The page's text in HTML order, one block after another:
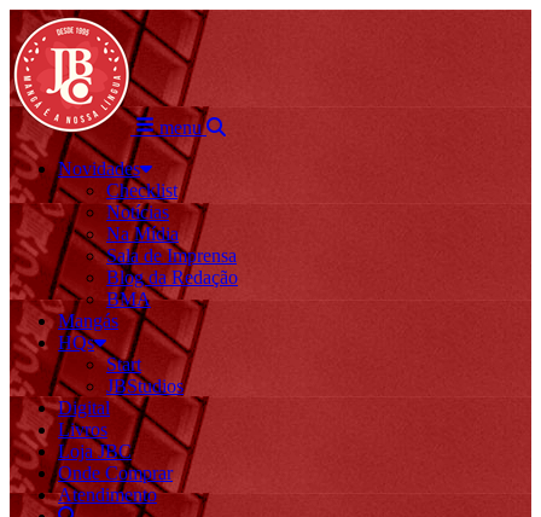
menu
Novidades
Checklist
Notícias
Na Mídia
Sala de Imprensa
Blog da Redação
BMA
Mangás
HQs
Start
JBStudios
Digital
Livros
Loja JBC
Onde Comprar
Atendimento